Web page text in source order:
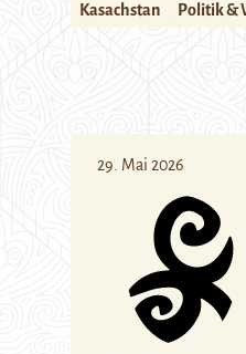
Kasachstan Politik &
29. Mai 2026